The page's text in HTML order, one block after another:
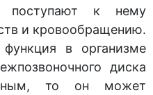
поступают к нему
и кровообращению.
в организме
диска
то он может